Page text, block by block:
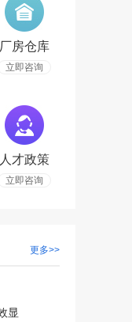
厂房仓库
立即咨询
人才政策
立即咨询
更多>>
显